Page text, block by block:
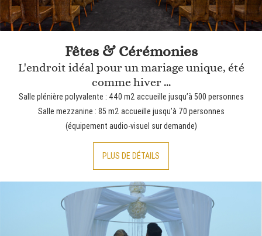
Fêtes & Cérémonies
L'endroit idéal pour un mariage unique, été
comme hiver ...
Salle plénière polyvalente : 440 m2 accueille jusqu’à 500 personnes
Salle mezzanine : 85 m2 accueille jusqu’à 70 personnes
(équipement audio-visuel sur demande)
PLUS DE DÉTAILS